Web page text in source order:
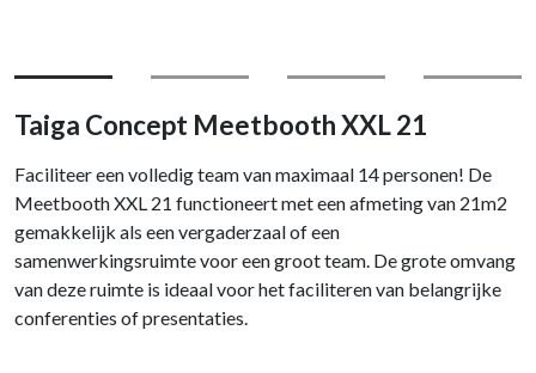
Taiga Concept Meetbooth XXL 21
Faciliteer een volledig team van maximaal 14 personen! De
Meetbooth XXL 21 functioneert met een afmeting van 21m2
gemakkelijk als een vergaderzaal of een
samenwerkingsruimte voor een groot team. De grote omvang
van deze ruimte is ideaal voor het faciliteren van belangrijke
conferenties of presentaties.